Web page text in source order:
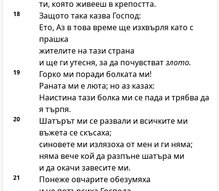
ти, която живееш в крепостта.
18 Защото така казва Господ:
Ето, Аз в това време ще изхвърля като с
прашка
жителите на тази страна
и ще ги утесня, за да почувстватзлото.
19
Горко ми поради болката ми!
Раната ми е люта; но аз казах:
Наистина тази болка ми се пада и трябва да
я търпя.
20
Шатърът ми се развали и всичките ми
въжета се скъсаха;
синовете ми излязоха от мен и ги няма;
няма вече кой да разпъне шатъра ми
и да окачи завесите ми.
21
Понеже овчарите обезумяха